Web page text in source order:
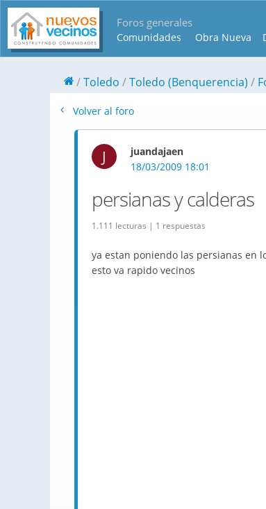
Foros generales
Comunidades Obra Nueva
Toledo Toledo (Benquerencia)
Volver al foro
J
juandajaen
18/03/2009 18:01
persianas y calderas
1.111 lecturas | 1 respuestas
ya estan poniendo las persianas en
esto va rapido vecinos